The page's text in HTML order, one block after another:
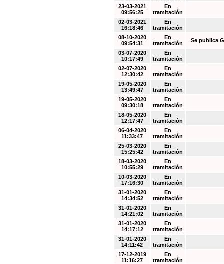
23-03-2021
09:56:25
En
tramitación
02-03-2021
16:18:46
En
tramitación
08-10-2020
09:54:31
En
tramitación
Se publica
03-07-2020
10:17:49
En
tramitación
02-07-2020
12:30:42
En
tramitación
19-05-2020
13:49:47
En
tramitación
19-05-2020
09:30:18
En
tramitación
18-05-2020
12:17:47
En
tramitación
06-04-2020
11:33:47
En
tramitación
25-03-2020
15:25:42
En
tramitación
18-03-2020
10:55:29
En
tramitación
10-03-2020
17:16:30
En
tramitación
31-01-2020
14:34:52
En
tramitación
31-01-2020
14:21:02
En
tramitación
31-01-2020
14:17:12
En
tramitación
31-01-2020
14:11:42
En
tramitación
17-12-2019
11:16:27
En
tramitación